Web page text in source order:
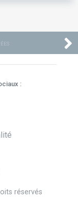
:
réservés